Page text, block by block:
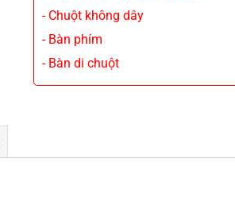
- Chuột không dây
- Bàn phím
- Bàn di chuột